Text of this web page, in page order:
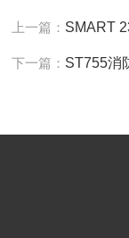
上一篇： SMART
下一篇： ST755消